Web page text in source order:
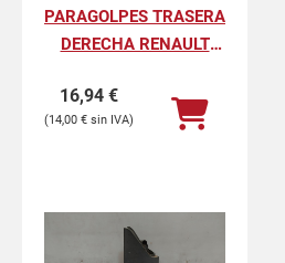
PARAGOLPES TRASERA
DERECHA RENAULT
PROFESIONAL
16,94 €
14,00 €